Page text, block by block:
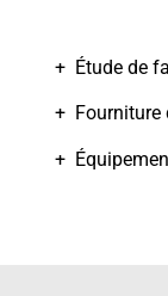
+ Étude de
+ Fourniture
+